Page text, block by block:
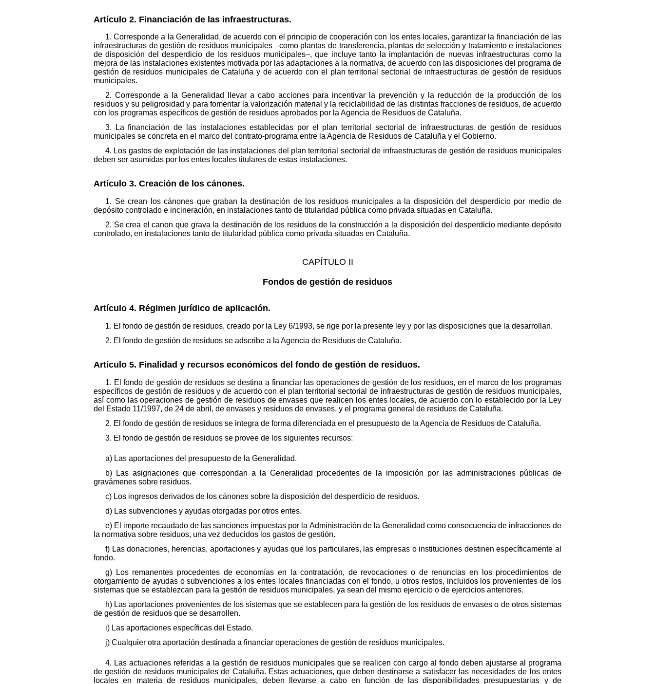
Artículo 2. Financiación de las infraestructuras.
1. Corresponde a la Generalidad, de acuerdo con el principio de cooperación con los entes locales, garantizar la financiación de las
infraestructuras de gestión de residuos municipales –como plantas de transferencia, plantas de selección y tratamiento e instalaciones
de disposición del desperdicio de los residuos municipales–, que incluye tanto la implantación de nuevas infraestructuras como la
mejora de las instalaciones existentes motivada por las adaptaciones a la normativa, de acuerdo con las disposiciones del programa de
gestión de residuos municipales de Cataluña y de acuerdo con el plan territorial sectorial de infraestructuras de gestión de residuos
municipales.
2. Corresponde a la Generalidad llevar a cabo acciones para incentivar la prevención y la reducción de la producción de los
residuos y su peligrosidad y para fomentar la valorización material y la reciclabilidad de las distintas fracciones de residuos, de acuerdo
con los programas específicos de gestión de residuos aprobados por la Agencia de Residuos de Cataluña.
3. La financiación de las instalaciones establecidas por el plan territorial sectorial de infraestructuras de gestión de residuos
municipales se concreta en el marco del contrato-programa entre la Agencia de Residuos de Cataluña y el Gobierno.
4. Los gastos de explotación de las instalaciones del plan territorial sectorial de infraestructuras de gestión de residuos municipales
deben ser asumidas por los entes locales titulares de estas instalaciones.
Artículo 3. Creación de los cánones.
1. Se crean los cánones que graban la destinación de los residuos municipales a la disposición del desperdicio por medio de
depósito controlado e incineración, en instalaciones tanto de titularidad pública como privada situadas en Cataluña.
2. Se crea el canon que grava la destinación de los residuos de la construcción a la disposición del desperdicio mediante depósito
controlado, en instalaciones tanto de titularidad pública como privada situadas en Cataluña.
CAPÍTULO II
Fondos de gestión de residuos
Artículo 4. Régimen jurídico de aplicación.
1. El fondo de gestión de residuos, creado por la Ley 6/1993, se rige por la presente ley y por las disposiciones que la desarrollan.
2. El fondo de gestión de residuos se adscribe a la Agencia de Residuos de Cataluña.
Artículo 5. Finalidad y recursos económicos del fondo de gestión de residuos.
1. El fondo de gestión de residuos se destina a financiar las operaciones de gestión de los residuos, en el marco de los programas
específicos de gestión de residuos y de acuerdo con el plan territorial sectorial de infraestructuras de gestión de residuos municipales,
así como las operaciones de gestión de residuos de envases que realicen los entes locales, de acuerdo con lo establecido por la Ley
del Estado 11/1997, de 24 de abril, de envases y residuos de envases, y el programa general de residuos de Cataluña.
2. El fondo de gestión de residuos se integra de forma diferenciada en el presupuesto de la Agencia de Residuos de Cataluña.
3. El fondo de gestión de residuos se provee de los siguientes recursos:
a) Las aportaciones del presupuesto de la Generalidad.
b) Las asignaciones que correspondan a la Generalidad procedentes de la imposición por las administraciones públicas de
gravámenes sobre residuos.
c) Los ingresos derivados de los cánones sobre la disposición del desperdicio de residuos.
d) Las subvenciones y ayudas otorgadas por otros entes.
e) El importe recaudado de las sanciones impuestas por la Administración de la Generalidad como consecuencia de infracciones de
la normativa sobre residuos, una vez deducidos los gastos de gestión.
f) Las donaciones, herencias, aportaciones y ayudas que los particulares, las empresas o instituciones destinen específicamente al
fondo.
g) Los remanentes procedentes de economías en la contratación, de revocaciones o de renuncias en los procedimientos de
otorgamiento de ayudas o subvenciones a los entes locales financiadas con el fondo, u otros restos, incluidos los provenientes de los
sistemas que se establezcan para la gestión de residuos municipales, ya sean del mismo ejercicio o de ejercicios anteriores.
h) Las aportaciones provenientes de los sistemas que se establecen para la gestión de los residuos de envases o de otros sistemas
de gestión de residuos que se desarrollen.
i) Las aportaciones específicas del Estado.
j) Cualquier otra aportación destinada a financiar operaciones de gestión de residuos municipales.
4. Las actuaciones referidas a la gestión de residuos municipales que se realicen con cargo al fondo deben ajustarse al programa
de gestión de residuos municipales de Cataluña. Estas actuaciones, que deben destinarse a satisfacer las necesidades de los entes
locales en materia de residuos municipales, deben llevarse a cabo en función de las disponibilidades presupuestarias y de